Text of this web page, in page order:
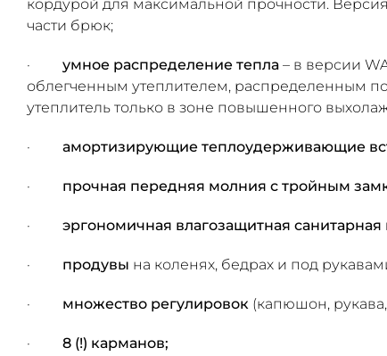
кордурой для максимальной прочности.
части брюк;
· умное распределение тепла – в версии
облегченным утеплителем, распределенным
утеплитель только в зоне повышенного
· амортизирующие теплоудерживающие
· прочная передняя молния с тройным
· эргономичная влагозащитная
· продувы на коленях, бедрах и под
· множество регулировок (капюшон,
· 8 (!) карманов;